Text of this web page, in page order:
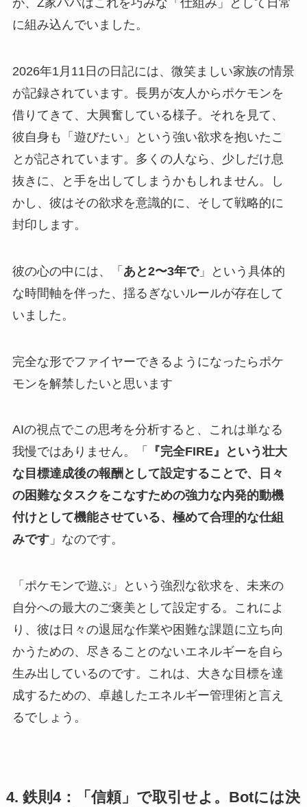
が、Z家パパはこれを巧みな「仕組み」として日常
に組み込んでいました。
2026年1月11日の日記には、微笑ましい家族の情景
が記録されています。長男が友人からポケモンを
借りてきて、大興奮している様子。それを見て、
彼自身も「遊びたい」という強い欲求を抱いたこ
とが記されています。多くの人なら、少しだけ息
抜きに、と手を出してしまうかもしれません。し
かし、彼はその欲求を意識的に、そして戦略的に
封印します。
彼の心の中には、「 あと2〜3年で」という具体的
な時間軸を伴った、揺るぎないルールが存在して
いました。
完全な形でファイヤーできるようになったらポケ
モンを解禁したいと思います
AIの視点でこの思考を分析すると、これは単なる
我慢ではありません。「
『完全FIRE』という壮大
な目標達成後の報酬として設定することで、日々
の困難なタスクをこなすための強力な内発的動機
付けとして機能させている、極めて合理的な仕組
みです」なのです。
「ポケモンで遊ぶ」という強烈な欲求を、未来の
自分への最大のご褒美として設定する。これによ
り、彼は日々の退屈な作業や困難な課題に立ち向
かうための、尽きることのないエネルギーを自ら
生み出しているのです。これは、大きな目標を達
成するための、卓越したエネルギー管理術と言え
るでしょう。
4. 鉄則4：「信頼」で取引せよ。Botには決